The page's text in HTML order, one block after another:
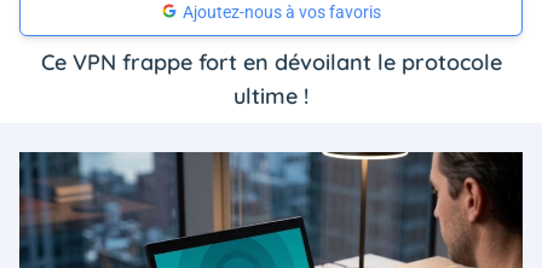
Ajoutez-nous à vos favoris
Ce VPN frappe fort en dévoilant le protocole
ultime !